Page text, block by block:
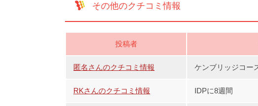
その他のクチコミ情報
投稿者
匿名さんのクチコミ情報 ケンブリッジコー
RKさんのクチコミ情報 IDPに8週間